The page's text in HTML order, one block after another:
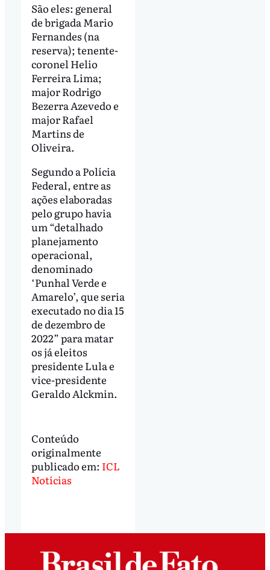
São eles: general
de brigada Mario
Fernandes (na
reserva); tenente-
coronel Helio
Ferreira Lima;
major Rodrigo
Bezerra Azevedo e
major Rafael
Martins de
Oliveira.
Segundo a Polícia
Federal, entre as
ações elaboradas
pelo grupo havia
um “detalhado
planejamento
operacional,
denominado
‘Punhal Verde e
Amarelo’, que seria
executado no dia 15
de dezembro de
2022” para matar
os já eleitos
presidente Lula e
vice-presidente
Geraldo Alckmin.
Conteúdo
originalmente
publicado em: ICL
Notícias